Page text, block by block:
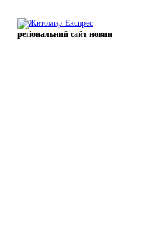
регіональний сайт новин